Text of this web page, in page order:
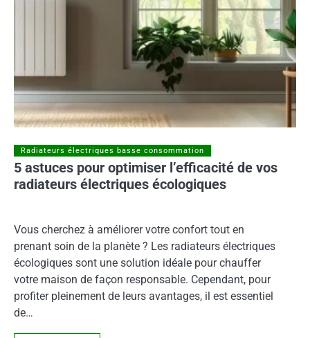
Radiateurs électriques basse consommation
5 astuces pour optimiser l’efficacité de vos
radiateurs électriques écologiques
Vous cherchez à améliorer votre confort tout en
prenant soin de la planète ? Les radiateurs électriques
écologiques sont une solution idéale pour chauffer
votre maison de façon responsable. Cependant, pour
profiter pleinement de leurs avantages, il est essentiel
de…